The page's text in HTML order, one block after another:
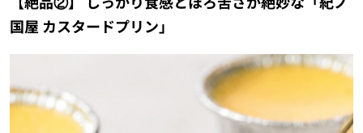
国屋 カスタードプリン」